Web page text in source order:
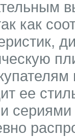
как
ее
сериями